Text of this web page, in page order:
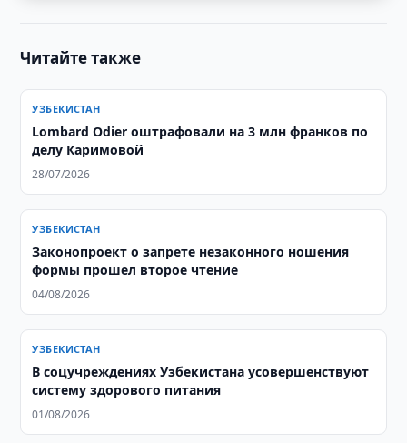
Читайте также
УЗБЕКИСТАН
Lombard Odier оштрафовали на 3 млн франков по
делу Каримовой
28/07/2026
УЗБЕКИСТАН
Законопроект о запрете незаконного ношения
формы прошел второе чтение
04/08/2026
УЗБЕКИСТАН
В соцучреждениях Узбекистана усовершенствуют
систему здорового питания
01/08/2026